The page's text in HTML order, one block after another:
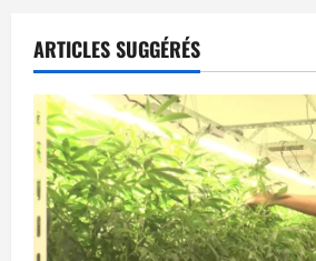
t
i
o
n
d
ARTICLES SUGGÉRÉS